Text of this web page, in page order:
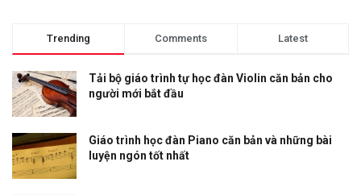
Trending Comments Latest
Tải bộ giáo trình tự học đàn Violin căn bản cho
người mới bắt đầu
Giáo trình học đàn Piano căn bản và những bài
luyện ngón tốt nhất